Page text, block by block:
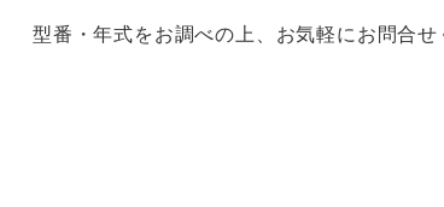
型番・年式をお調べの上、お気軽にお問合せ